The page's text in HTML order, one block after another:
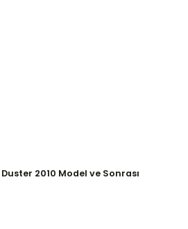
2010 Model ve Sonrası